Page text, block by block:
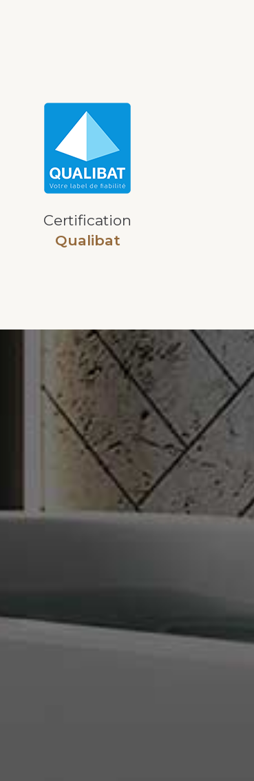
Certification
Qualibat